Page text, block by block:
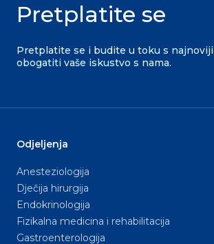
Pretplatite se
Pretplatite se i budite u toku s
obogatiti vaše iskustvo s nama.
Odjeljenja
Anesteziologija
Dječija hirurgija
Endokrinologija
Fizikalna medicina i rehabilitacija
Gastroenterologija